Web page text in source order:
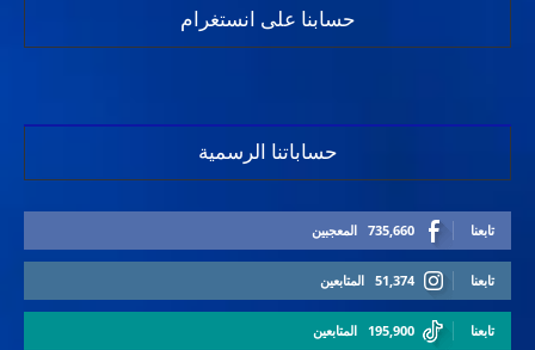
حسابنا على انستغرام
حساباتنا الرسمية
735,660 المعجبين تابعنا
51,374 المتابعين تابعنا
195,900 المتابعين تابعنا